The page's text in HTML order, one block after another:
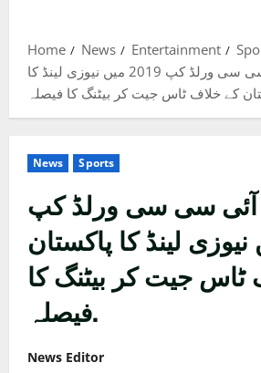
Home News Entertainment
برمنگھم: آئی سی سی ورلڈ کپ 2019 میں نیوزی لینڈ کا
News Sports
آئی سی سی ورلڈ کپ
میں نیوزی لینڈ کا پاکستان
ٹاس جیت کر بیٹنگ کا
فیصلہ.
News Editor